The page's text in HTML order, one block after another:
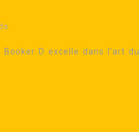
D excelle dans l'art du